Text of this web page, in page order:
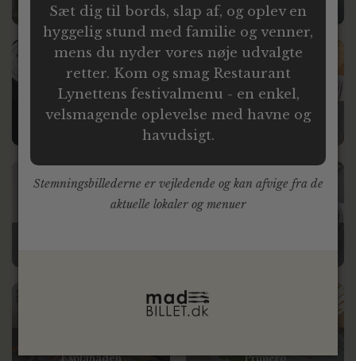
Sæt dig til bords, slap af, og oplev en
hyggelig stund med familie og venner,
mens du nyder vores nøje udvalgte
retter. Kom og smag Restaurant
Lynettens festivalmenu - en enkel,
velsmagende oplevelse med havne og
havudsigt.
Stemningsbillederne er vejledende og kan afvige fra de
aktuelle lokaler og menuer
UDSOLGT
Luksus
Luksus
Esplanaden
Luksus
Stor
Aamanns 1921
UDSOLGT
Primero
ITALGASTRO